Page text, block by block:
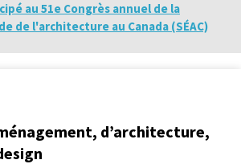
au 51e Congrès annuel de la
de l'architecture au Canada (SÉAC)
d’architecture,